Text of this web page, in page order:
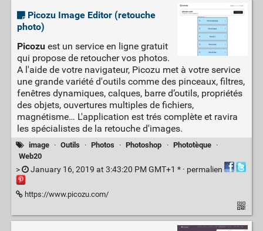
Picozu Image Editor (retouche
photo)
Picozuest un service en ligne gratuit
qui propose de retoucher vos photos.
A l'aide de votre navigateur, Picozu met à votre service
une grande variété d'outils comme des pinceaux, filtres,
fenêtres dynamiques, calques, barre d’outils, propriétés
des objets, ouvertures multiples de fichiers,
magnétisme… L'application est trés complète et ravira
les spécialistes de la retouche d'images.
image · Outils · Photos · Photoshop · Phototèque
·
Web20
> January 16, 2019 at 3:43:20 PM GMT+1 * · permalien
https://www.picozu.com/